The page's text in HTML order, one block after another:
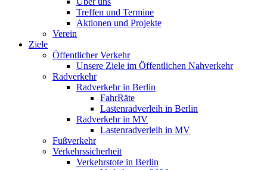
Treffen und Termine
Aktionen und Projekte
Verein
Ziele
Öffentlicher Verkehr
Unsere Ziele im Öffentlichen Nahverkehr
Radverkehr
Radverkehr in Berlin
FahrRäte
Lastenradverleih in Berlin
Radverkehr in MV
Lastenradverleih in MV
Fußverkehr
Verkehrssicherheit
Verkehrstote in Berlin